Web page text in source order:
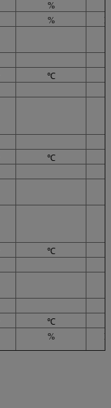
%
%
℃
℃
℃
℃
%